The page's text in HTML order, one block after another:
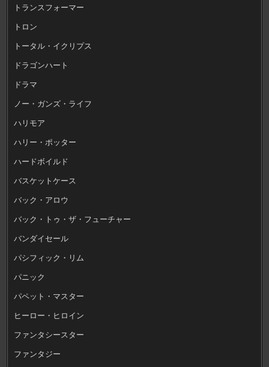
トランスフォーマー
トロン
トータル・イクリプス
ドラゴンハート
ドラマ
ノー・ガンズ・ライフ
ハリモア
ハリー・ポッター
ハードボイルド
バスケットケース
バック・アロウ
バック・トゥ・ザ・フューチャー
バンダイセール
パシフィック・リム
パニック
パペット・マスター
ヒーロー・ヒロイン
ファンタシースター
ファンタジー